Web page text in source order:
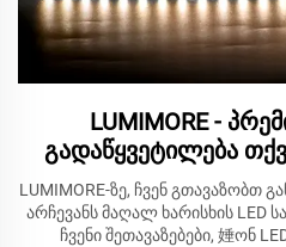
LUMIMORE -
გადაწყვეტილება
LUMIMORE-ზე, ჩვენ გთავაზობთ
არჩევანს მაღალ ხარისხის LED
ჩვენი შეთავაზებები, 娷ონ